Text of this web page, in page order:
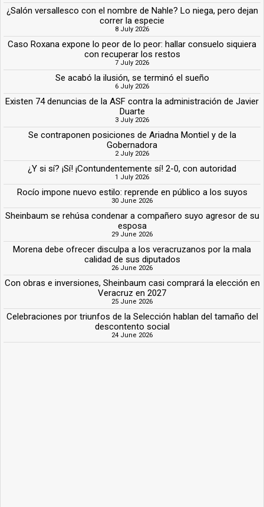
¿Salón versallesco con el nombre de Nahle? Lo niega, pero dejan
correr la especie
8 July 2026
Caso Roxana expone lo peor de lo peor: hallar consuelo siquiera
con recuperar los restos
7 July 2026
Se acabó la ilusión, se terminó el sueño
6 July 2026
Existen 74 denuncias de la ASF contra la administración de Javier
Duarte
3 July 2026
Se contraponen posiciones de Ariadna Montiel y de la
Gobernadora
2 July 2026
¿Y si sí? ¡Sí! ¡Contundentemente sí! 2-0, con autoridad
1 July 2026
Rocío impone nuevo estilo: reprende en público a los suyos
30 June 2026
Sheinbaum se rehúsa condenar a compañero suyo agresor de su
esposa
29 June 2026
Morena debe ofrecer disculpa a los veracruzanos por la mala
calidad de sus diputados
26 June 2026
Con obras e inversiones, Sheinbaum casi comprará la elección en
Veracruz en 2027
25 June 2026
Celebraciones por triunfos de la Selección hablan del tamaño del
descontento social
24 June 2026